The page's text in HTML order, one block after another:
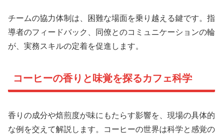
チームの協力体制は、困難な場面を乗り越える鍵です。指
導者のフィードバック、同僚とのコミュニケーションの輪
が、実務スキルの定着を促進します。
コーヒーの香りと味覚を探るカフェ科学
香りの成分や焙煎度が味にもたらす影響を、現場の具体的
な例を交えて解説します。コーヒーの世界は科学と感覚の